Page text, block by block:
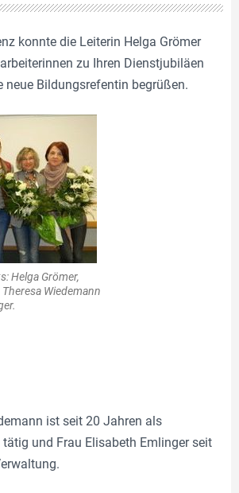
konnte die Leiterin Helga Grömer
zu Ihren Dienstjubiläen
neue Bildungsrefentin begrüßen.
Helga Grömer,
Wiedemann
ist seit 20 Jahren als
und Frau Elisabeth Emlinger seit